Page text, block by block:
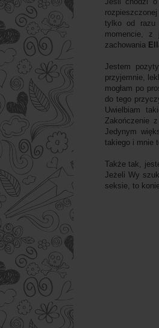
tylko od razu
momencie, z
zachowania
Jestem
przyjemnie,
mogłam po
do tego
Uwielbiam
Zakończenie
Jedynym
takiego i mnie
Także tak,
Jeżeli Wy
seksie, to